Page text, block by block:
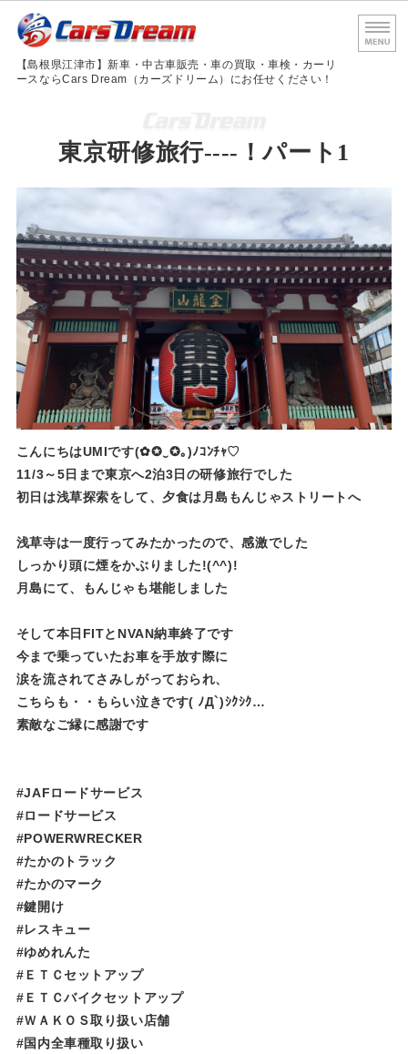
島根
【島根県江津市】新車・中古車販売・車の買取・車検・カーリ
ースならCars Dream（カーズドリーム）にお任せください！
サービス内容
車検・法定点検
会社概要
お問い合わせ
東京研修旅行----！パート1
こんにちはUMIです(✿✪‿✪｡)ﾉｺﾝﾁｬ♡
11/3～5日まで東京へ2泊3日の研修旅行でした
初日は浅草探索をして、夕食は月島もんじゃストリートへ
浅草寺は一度行ってみたかったので、感激でした
しっかり頭に煙をかぶりました!(^^)!
月島にて、もんじゃも堪能しました
そして本日FITとNVAN納車終了です
今まで乗っていたお車を手放す際に
涙を流されてさみしがっておられ、
こちらも・・もらい泣きです( ﾉД`)ｼｸｼｸ…
素敵なご縁に感謝です
#JAFロードサービス
#ロードサービス
#POWERWRECKER
#たかのトラック
#たかのマーク
#鍵開け
#レスキュー
#ゆめれんた​​​​​
#ＥＴＣセットアップ
#ＥＴＣバイクセットアップ
#ＷＡＫＯＳ取り扱い店舗
#国内全車種取り扱い